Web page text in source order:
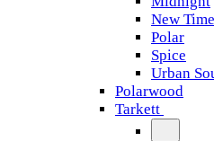
New Time
Polar
Spice
Urban
Polarwood
Tarkett